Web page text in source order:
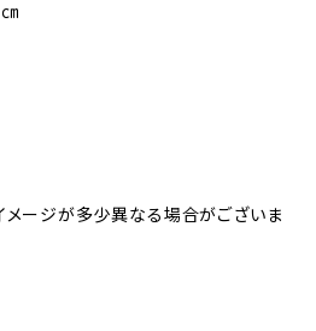
ージが多少異なる場合がございま